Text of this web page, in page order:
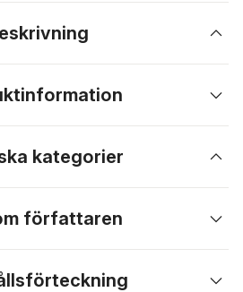
kategorier
författaren